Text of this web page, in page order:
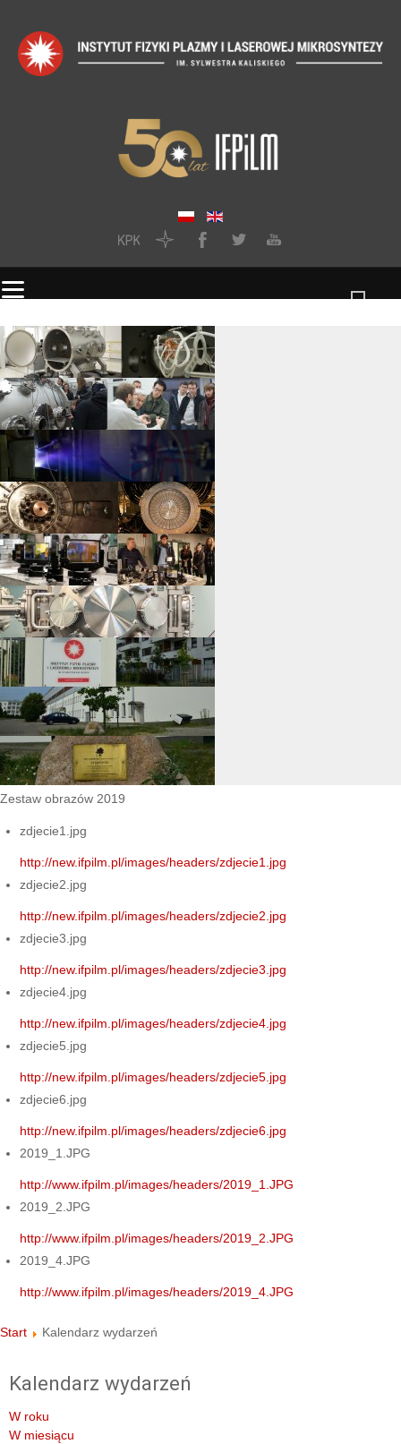
Zestaw obrazów 2019
zdjecie1.jpg
http://new.ifpilm.pl/images/headers/zdjecie1.jpg
zdjecie2.jpg
http://new.ifpilm.pl/images/headers/zdjecie2.jpg
zdjecie3.jpg
http://new.ifpilm.pl/images/headers/zdjecie3.jpg
zdjecie4.jpg
http://new.ifpilm.pl/images/headers/zdjecie4.jpg
zdjecie5.jpg
http://new.ifpilm.pl/images/headers/zdjecie5.jpg
zdjecie6.jpg
http://new.ifpilm.pl/images/headers/zdjecie6.jpg
2019_1.JPG
http://www.ifpilm.pl/images/headers/2019_1.JPG
2019_2.JPG
http://www.ifpilm.pl/images/headers/2019_2.JPG
2019_4.JPG
http://www.ifpilm.pl/images/headers/2019_4.JPG
Start Kalendarz wydarzeń
Kalendarz wydarzeń
W roku
W miesiącu